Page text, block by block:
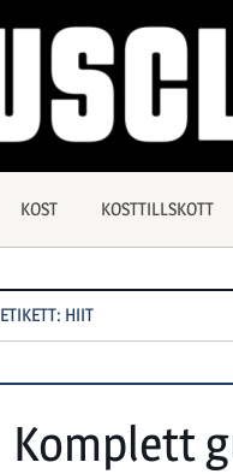
KOST KOSTTILLSKOTT
ETIKETT: HIIT
Komplett